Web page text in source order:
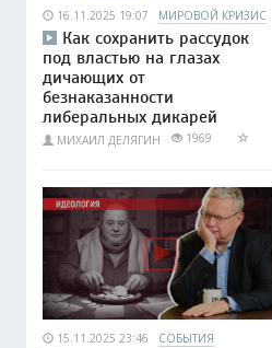
16.11.2025 19:07 МИРОВОЙ КРИЗИС
Как сохранить рассудок
под властью на глазах
дичающих от
безнаказанности
либеральных дикарей
МИХАИЛ ДЕЛЯГИН 1969
15.11.2025 23:46 СОБЫТИЯ